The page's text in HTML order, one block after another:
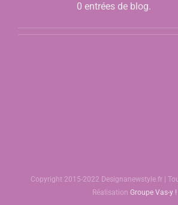
0 entrées de blog.
Copyright 2015-2022 Designanewstyle.fr |
Réalisation Groupe Vas-y !